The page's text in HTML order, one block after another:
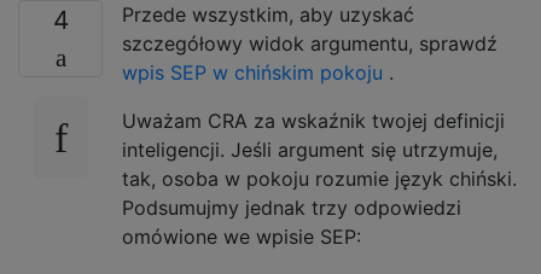
4
Przede wszystkim, aby uzyskać
szczegółowy widok argumentu, sprawdź
wpis SEP w chińskim pokoju .
Uważam CRA za wskaźnik twojej definicji
inteligencji. Jeśli argument się utrzymuje,
tak, osoba w pokoju rozumie język chiński.
Podsumujmy jednak trzy odpowiedzi
omówione we wpisie SEP: